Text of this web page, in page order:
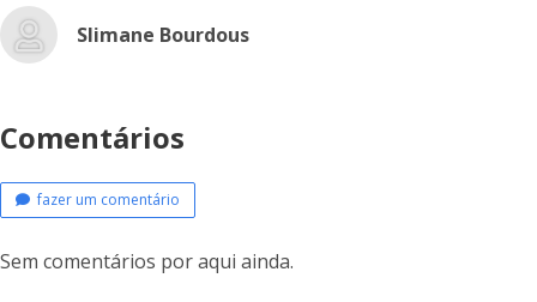
Slimane Bourdous
Comentários
fazer um comentário
Sem comentários por aqui ainda.